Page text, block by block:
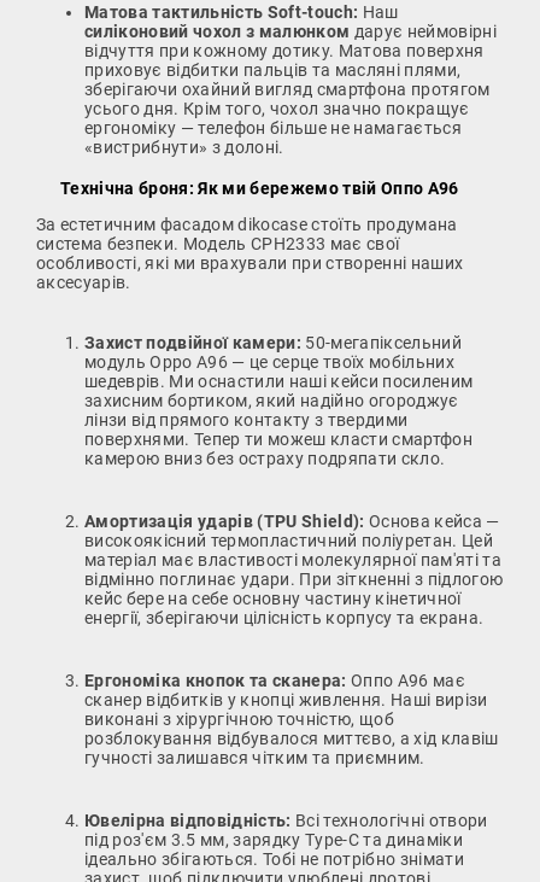
Матова тактильність Soft-touch: Наш
силіконовий чохол з малюнком дарує неймовірні
відчуття при кожному дотику. Матова поверхня
приховує відбитки пальців та масляні плями,
зберігаючи охайний вигляд смартфона протягом
усього дня. Крім того, чохол значно покращує
ергономіку — телефон більше не намагається
«вистрибнути» з долоні.
Технічна броня: Як ми бережемо твій Оппо А96
За естетичним фасадом dikocase стоїть продумана
система безпеки. Модель CPH2333 має свої
особливості, які ми врахували при створенні наших
аксесуарів.
Захист подвійної камери: 50-мегапіксельний
модуль Oppo A96 — це серце твоїх мобільних
шедеврів. Ми оснастили наші кейси посиленим
захисним бортиком, який надійно огороджує
лінзи від прямого контакту з твердими
поверхнями. Тепер ти можеш класти смартфон
камерою вниз без остраху подряпати скло.
Амортизація ударів (TPU Shield): Основа кейса —
високоякісний термопластичний поліуретан. Цей
матеріал має властивості молекулярної пам'яті та
відмінно поглинає удари. При зіткненні з підлогою
кейс бере на себе основну частину кінетичної
енергії, зберігаючи цілісність корпусу та екрана.
Ергономіка кнопок та сканера: Оппо А96 має
сканер відбитків у кнопці живлення. Наші вирізи
виконані з хірургічною точністю, щоб
розблокування відбувалося миттєво, а хід клавіш
гучності залишався чітким та приємним.
Ювелірна відповідність: Всі технологічні отвори
під роз'єм 3.5 мм, зарядку Type-C та динаміки
ідеально збігаються. Тобі не потрібно знімати
захист, щоб підключити улюблені дротові